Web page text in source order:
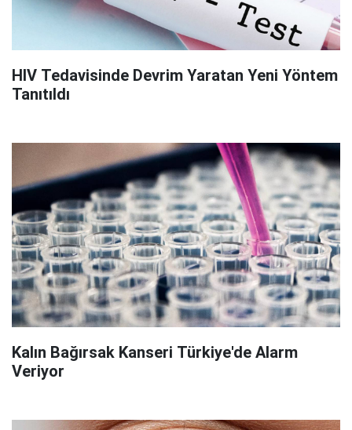
HIV Tedavisinde Devrim Yaratan Yeni Yöntem
Tanıtıldı
Kalın Bağırsak Kanseri Türkiye'de Alarm
Veriyor